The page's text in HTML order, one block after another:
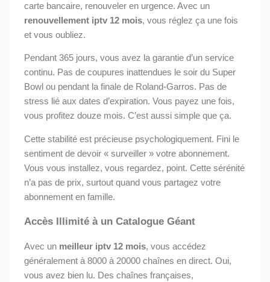
carte bancaire, renouveler en urgence. Avec un
renouvellement iptv 12 mois, vous réglez ça une fois
et vous oubliez.
Pendant 365 jours, vous avez la garantie d’un service
continu. Pas de coupures inattendues le soir du Super
Bowl ou pendant la finale de Roland-Garros. Pas de
stress lié aux dates d’expiration. Vous payez une fois,
vous profitez douze mois. C’est aussi simple que ça.
Cette stabilité est précieuse psychologiquement. Fini le
sentiment de devoir « surveiller » votre abonnement.
Vous vous installez, vous regardez, point. Cette sérénité
n’a pas de prix, surtout quand vous partagez votre
abonnement en famille.
Accès Illimité à un Catalogue Géant
Avec un meilleur iptv 12 mois, vous accédez
généralement à 8000 à 20000 chaînes en direct. Oui,
vous avez bien lu. Des chaînes françaises,